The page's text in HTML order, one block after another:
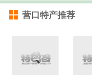
营口特产推荐